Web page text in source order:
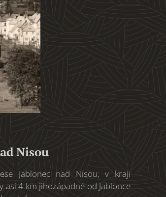
Nisou
Jablonec nad Nisou, v kraji
4 km jihozápadně od Jablonce